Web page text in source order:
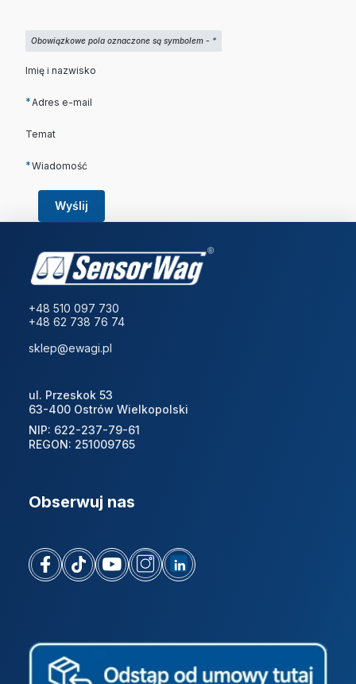
Obowiązkowe pola oznaczone są symbolem - *
Imię i nazwisko
* Adres e-mail
Temat
*Wiadomość
Wyślij
+48 510 097 730
+48 62 738 76 74
sklep@ewagi.pl
ul. Przeskok 53
63-400 Ostrów Wielkopolski
NIP: 622-237-79-61
REGON: 251009765
Obserwuj nas